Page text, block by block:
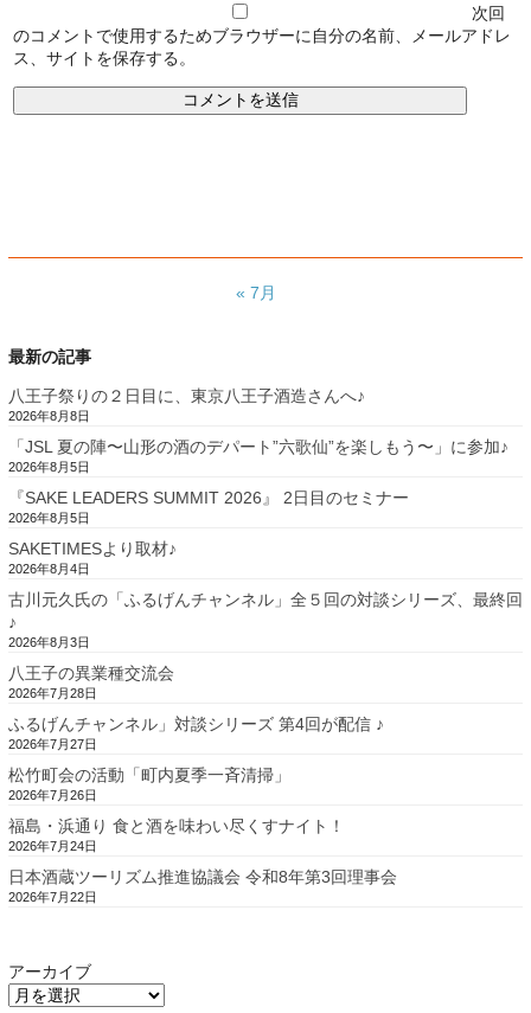
次回
のコメントで使用するためブラウザーに自分の名前、メールアドレ
ス、サイトを保存する。
« 7月
最新の記事
八王子祭りの２日目に、東京八王子酒造さんへ♪
2026年8月8日
「JSL 夏の陣〜山形の酒のデパート”六歌仙”を楽しもう〜」に参加♪
2026年8月5日
『SAKE LEADERS SUMMIT 2026』 2日目のセミナー
2026年8月5日
SAKETIMESより取材♪
2026年8月4日
古川元久氏の「ふるげんチャンネル」全５回の対談シリーズ、最終回
♪
2026年8月3日
八王子の異業種交流会
2026年7月28日
ふるげんチャンネル」対談シリーズ 第4回が配信 ♪
2026年7月27日
松竹町会の活動「町内夏季一斉清掃」
2026年7月26日
福島・浜通り 食と酒を味わい尽くすナイト！
2026年7月24日
日本酒蔵ツーリズム推進協議会 令和8年第3回理事会
2026年7月22日
アーカイブ